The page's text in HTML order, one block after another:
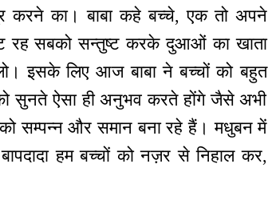
करने का। बाबा कहे बच्चे, एक तो अपने
रह सबको सन्तुष्ट करके दुआओं का खाता
इसके लिए आज बाबा ने बच्चों को बहुत
को सुनते ऐसा ही अनुभव करते होंगे जैसे अभी
को सम्पन्न और समान बना रहे हैं। मधुबन में
हम बच्चों को नज़र से निहाल कर,